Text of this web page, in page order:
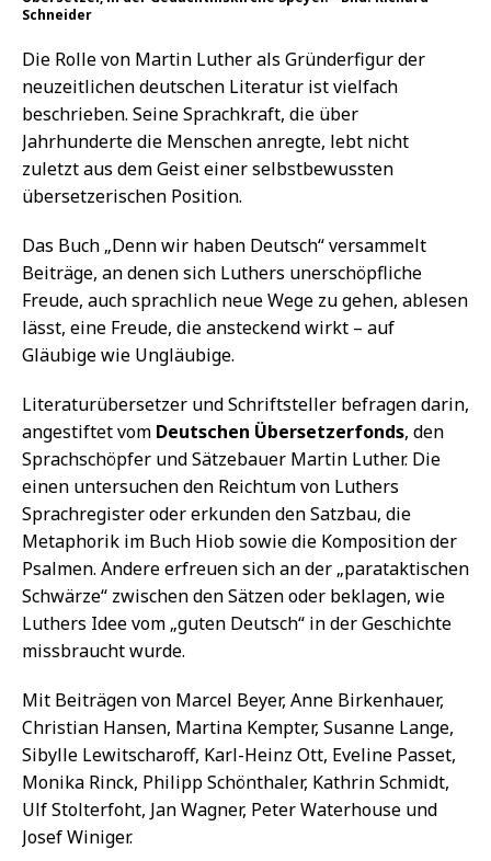
Schneider
Die Rolle von Martin Luther als Gründerfigur der
neuzeitlichen deutschen Literatur ist vielfach
beschrieben. Seine Sprachkraft, die über
Jahrhunderte die Menschen anregte, lebt nicht
zuletzt aus dem Geist einer selbstbewussten
übersetzerischen Position.
Das Buch „Denn wir haben Deutsch“ versammelt
Beiträge, an denen sich Luthers unerschöpfliche
Freude, auch sprachlich neue Wege zu gehen, ablesen
lässt, eine Freude, die ansteckend wirkt – auf
Gläubige wie Ungläubige.
Literaturübersetzer und Schriftsteller befragen darin,
angestiftet vom Deutschen Übersetzerfonds, den
Sprachschöpfer und Sätzebauer Martin Luther. Die
einen untersuchen den Reichtum von Luthers
Sprachregister oder erkunden den Satzbau, die
Metaphorik im Buch Hiob sowie die Komposition der
Psalmen. Andere erfreuen sich an der „parataktischen
Schwärze“ zwischen den Sätzen oder beklagen, wie
Luthers Idee vom „guten Deutsch“ in der Geschichte
missbraucht wurde.
Mit Beiträgen von Marcel Beyer, Anne Birkenhauer,
Christian Hansen, Martina Kempter, Susanne Lange,
Sibylle Lewitscharoff, Karl-Heinz Ott, Eveline Passet,
Monika Rinck, Philipp Schönthaler, Kathrin Schmidt,
Ulf Stolterfoht, Jan Wagner, Peter Waterhouse und
Josef Winiger.